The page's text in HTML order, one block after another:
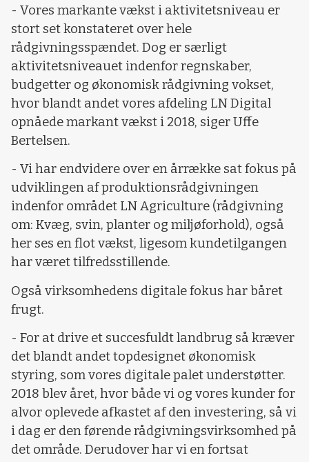
- Vores markante vækst i aktivitetsniveau er
stort set konstateret over hele
rådgivningsspændet. Dog er særligt
aktivitetsniveauet indenfor regnskaber,
budgetter og økonomisk rådgivning vokset,
hvor blandt andet vores afdeling LN Digital
opnåede markant vækst i 2018, siger Uffe
Bertelsen.
- Vi har endvidere over en årrække sat fokus på
udviklingen af produktionsrådgivningen
indenfor området LN Agriculture (rådgivning
om: Kvæg, svin, planter og miljøforhold), også
her ses en flot vækst, ligesom kundetilgangen
har været tilfredsstillende.
Også virksomhedens digitale fokus har båret
frugt.
- For at drive et succesfuldt landbrug så kræver
det blandt andet topdesignet økonomisk
styring, som vores digitale palet understøtter.
2018 blev året, hvor både vi og vores kunder for
alvor oplevede afkastet af den investering, så vi
i dag er den førende rådgivningsvirksomhed på
det område. Derudover har vi en fortsat